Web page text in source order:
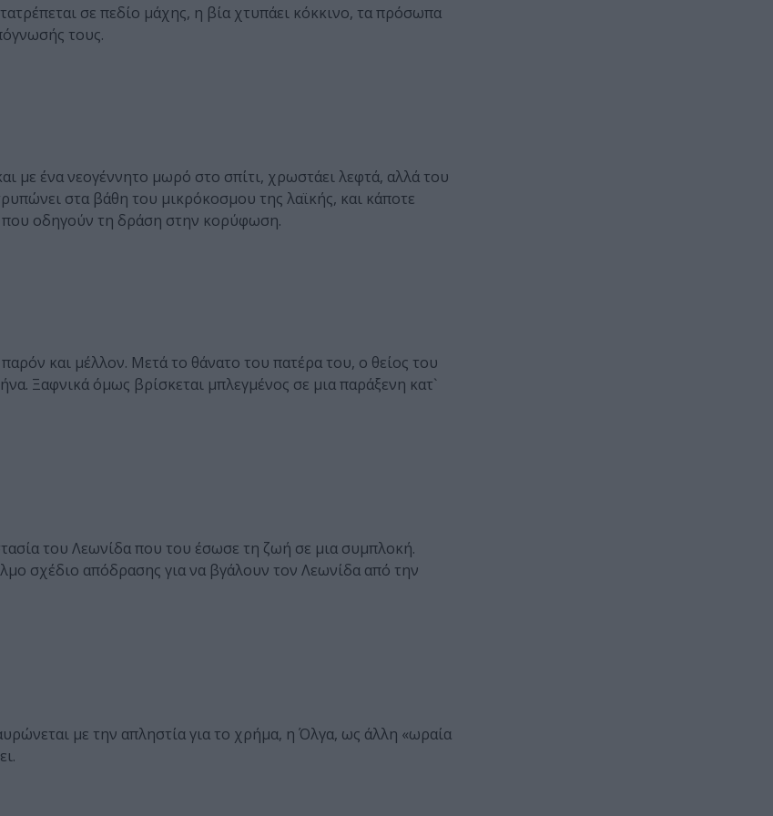
σε πεδίο μάχης, η βία χτυπάει κόκκινο, τα πρόσωπα
τους.
με ένα νεογέννητο μωρό στο σπίτι, χρωστάει λεφτά, αλλά του
στα βάθη του μικρόκοσμου της λαϊκής, και κάποτε
που οδηγούν τη δράση στην κορύφωση.
και μέλλον. Μετά το θάνατο του πατέρα του, ο θείος του
Ξαφνικά όμως βρίσκεται μπλεγμένος σε μια παράξενη κατ`
του Λεωνίδα που του έσωσε τη ζωή σε μια συμπλοκή.
σχέδιο απόδρασης για να βγάλουν τον Λεωνίδα από την
με την απληστία για το χρήμα, η Όλγα, ως άλλη «ωραία